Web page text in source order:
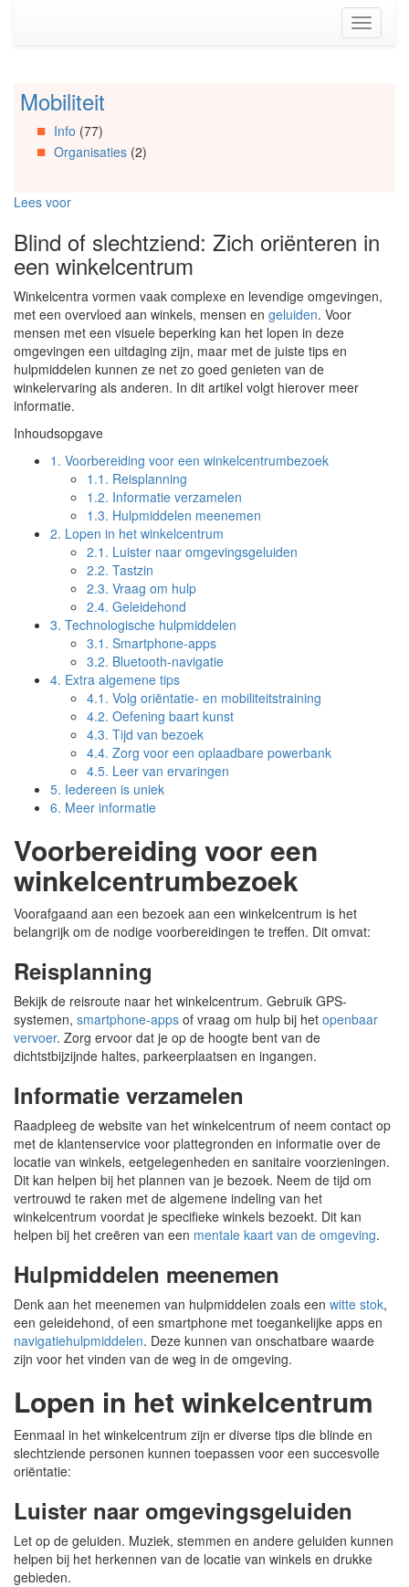
(Accesskey
Toggle
Spring
Artikels
Spring
Spring
Organisaties
Spring
Social
media
Mobiliteit
Info (77)
Organisaties(2)
Lees voor
Blind of slechtziend: Zich oriënteren in
een winkelcentrum
Winkelcentra vormen vaak complexe en levendige omgevingen,
met een overvloed aan winkels, mensen en geluiden. Voor
mensen met een visuele beperking kan het lopen in deze
omgevingen een uitdaging zijn, maar met de juiste tips en
hulpmiddelen kunnen ze net zo goed genieten van de
winkelervaring als anderen. In dit artikel volgt hierover meer
informatie.
Inhoudsopgave
1. Voorbereiding voor een winkelcentrumbezoek
1.1. Reisplanning
1.2. Informatie verzamelen
1.3. Hulpmiddelen meenemen
2. Lopen in het winkelcentrum
2.1. Luister naar omgevingsgeluiden
2.2. Tastzin
2.3. Vraag om hulp
2.4. Geleidehond
3. Technologische hulpmiddelen
3.1. Smartphone-apps
3.2. Bluetooth-navigatie
4. Extra algemene tips
4.1. Volg oriëntatie- en mobiliteitstraining
4.2. Oefening baart kunst
4.3. Tijd van bezoek
4.4. Zorg voor een oplaadbare powerbank
4.5. Leer van ervaringen
5. Iedereen is uniek
6. Meer informatie
Voorbereiding voor een
winkelcentrumbezoek
Voorafgaand aan een bezoek aan een winkelcentrum is het
belangrijk om de nodige voorbereidingen te treffen. Dit omvat:
Reisplanning
Bekijk de reisroute naar het winkelcentrum. Gebruik GPS-
systemen, smartphone-apps of vraag om hulp bij het openbaar
vervoer. Zorg ervoor dat je op de hoogte bent van de
dichtstbijzijnde haltes, parkeerplaatsen en ingangen.
Informatie verzamelen
Raadpleeg de website van het winkelcentrum of neem contact op
met de klantenservice voor plattegronden en informatie over de
locatie van winkels, eetgelegenheden en sanitaire voorzieningen.
Dit kan helpen bij het plannen van je bezoek. Neem de tijd om
vertrouwd te raken met de algemene indeling van het
winkelcentrum voordat je specifieke winkels bezoekt. Dit kan
helpen bij het creëren van een mentale kaart van de omgeving.
Hulpmiddelen meenemen
Denk aan het meenemen van hulpmiddelen zoals een witte stok,
een geleidehond, of een smartphone met toegankelijke apps en
navigatiehulpmiddelen. Deze kunnen van onschatbare waarde
zijn voor het vinden van de weg in de omgeving.
Lopen in het winkelcentrum
Eenmaal in het winkelcentrum zijn er diverse tips die blinde en
slechtziende personen kunnen toepassen voor een succesvolle
oriëntatie:
Luister naar omgevingsgeluiden
Let op de geluiden. Muziek, stemmen en andere geluiden kunnen
helpen bij het herkennen van de locatie van winkels en drukke
gebieden.